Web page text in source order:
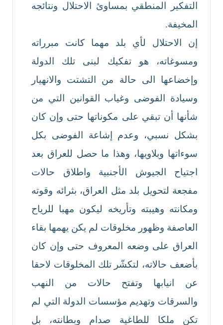
التفكير المنطقي بمساوئ الاحتلال ونتائجه
المخيفة.
إن الاحتلال لأي بلد مهما كانت مبرراته
ومسوغاته، هو تفكيك لبنى تلك الدولة
وإخضاعها الى حالة من التشتت والانهيار
وسيادة الفوضى وغياب القوانين التي من
شأنها أن تبقي على مكوناتها حتى وإن كان
بشكل نسبي، وعدم إشاعة الفوضى بكل
سوءاتها وبلاويها، وهذا ما حصل للعراق بعد
اجتياح الجيوش الأجنبية واطلاق حالات
مفجعة لتحويل بلد مثل العراق، بثرائه وقوته
ومكانته وهيبته وتأريخه ليكون مهبا للرياح
العاصفة وظهور مخلوقات لم يكن يهمها بقاء
العراق على وضعه المعروف حتى وإن كان
بأضعف حالاته، لتكشّر تلك المخلوقات لاحقا
عن انيابها وتفتح حالات من النهب
والسرقات وتهديم مؤسسات الدولة التي لم
تكن ملكا للطاغية صدام وبطانته، بل